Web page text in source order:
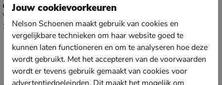
Guess Fiona
Veterboots - zwart
€ 189,99
189,99
Jouw cookievoorkeuren
Nelson Schoenen maakt gebruik van cookies en
vergelijkbare technieken om haar website goed te
kunnen laten functioneren en om te analyseren hoe deze
wordt gebruikt. Met het accepteren van de voorwaarden
wordt er tevens gebruik gemaakt van cookies voor
advertentiedoeleinden. Dit maakt het mogelijk om